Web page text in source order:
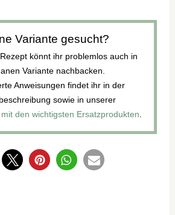
Variante gesucht?
könnt ihr problemlos auch in
Variante nachbacken.
Anweisungen findet ihr in der
sowie in unserer
mit den wichtigsten Ersatzprodukten
0